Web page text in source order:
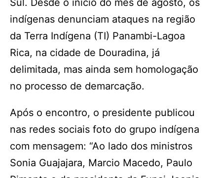
Sul. Desde o início do mês de agosto, os
indígenas denunciam ataques na região
da Terra Indígena (TI) Panambi-Lagoa
Rica, na cidade de Douradina, já
delimitada, mas ainda sem homologação
no processo de demarcação.
Após o encontro, o presidente publicou
nas redes sociais foto do grupo indígena
com mensagem: “Ao lado dos ministros
Sonia Guajajara, Marcio Macedo, Paulo